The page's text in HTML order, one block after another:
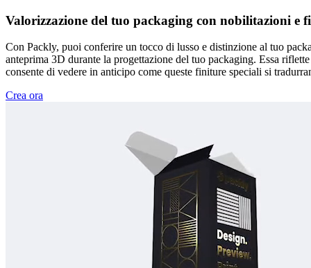
Valorizzazione del tuo packaging con nobilitazioni e
Con Packly, puoi conferire un tocco di lusso e distinzione al tuo
anteprima 3D durante la progettazione del tuo packaging. Essa
consente di vedere in anticipo come queste finiture speciali si
Crea ora